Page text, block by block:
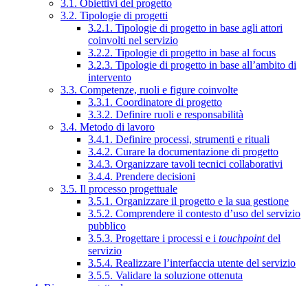
3.1. Obiettivi del progetto
3.2. Tipologie di progetti
3.2.1. Tipologie di progetto in base agli attori
coinvolti nel servizio
3.2.2. Tipologie di progetto in base al focus
3.2.3. Tipologie di progetto in base all’ambito di
intervento
3.3. Competenze, ruoli e figure coinvolte
3.3.1. Coordinatore di progetto
3.3.2. Definire ruoli e responsabilità
3.4. Metodo di lavoro
3.4.1. Definire processi, strumenti e rituali
3.4.2. Curare la documentazione di progetto
3.4.3. Organizzare tavoli tecnici collaborativi
3.4.4. Prendere decisioni
3.5. Il processo progettuale
3.5.1. Organizzare il progetto e la sua gestione
3.5.2. Comprendere il contesto d’uso del servizio
pubblico
3.5.3. Progettare i processi e i touchpointdel
servizio
3.5.4. Realizzare l’interfaccia utente del servizio
3.5.5. Validare la soluzione ottenuta